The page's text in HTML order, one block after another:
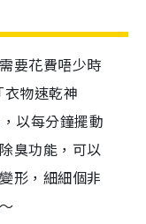
要花費唔少時
物速乾神
以每分鐘擺動
臭功能，可以
形，細細個非